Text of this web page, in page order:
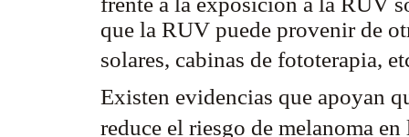
que la RUV puede provenir de
solares, cabinas de fototerapia,
Existen evidencias que apoyan
reduce el riesgo de melanoma en